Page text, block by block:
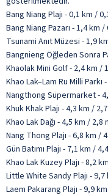
Bang Niang Plajı - 0,1 km /
Bang Niang Pazarı - 1,4 km /
Tsunami Anıt Müzesi - 1,9
Bangnieng Öğleden Sonra
Khaolak Mini Golf - 2,4 km /
Khao Lak–Lam Ru Milli Parkı
Nangthong Süpermarket -
Khuk Khak Plajı - 4,3 km /
Khao Lak Dağı - 4,5 km / 2,8
Nang Thong Plajı - 6,8 km /
Gün Batımı Plajı - 7,1 km /
Khao Lak Kuzey Plajı - 8,2
Little White Sandy Plajı - 9,7
Laem Pakarang Plajı - 9,9